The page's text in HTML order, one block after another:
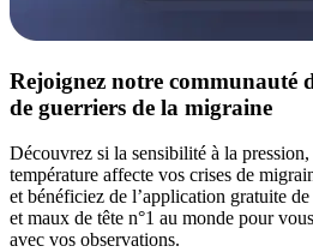
Rejoignez notre communauté
de guerriers de la migraine
Découvrez si la sensibilité à la
température affecte vos crises de
et bénéficiez de l’application gratuite
et maux de tête n°1 au monde pour
avec vos observations.